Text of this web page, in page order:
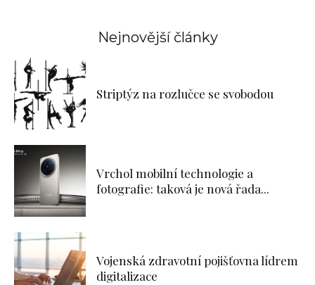
Nejnovější články
Striptýz na rozlučce se svobodou
Vrchol mobilní technologie a
fotografie: taková je nová řada...
Vojenská zdravotní pojišťovna lídrem
digitalizace